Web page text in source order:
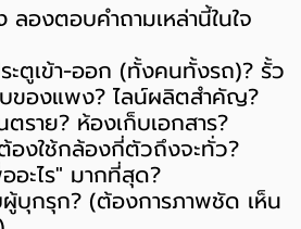
องตอบคำถามเหล่านี้ในใจ
ะตูเข้า-ออก (ทั้งคนทั้งรถ)? รั้ว
ของแพง? ไลน์ผลิตสำคัญ?
ราย? ห้องเก็บเอกสาร?
งใช้กล้องกี่ตัวถึงจะทั่ว?
ะไร" มากที่สุด?
บุกรุก? (ต้องการภาพชัด เห็น